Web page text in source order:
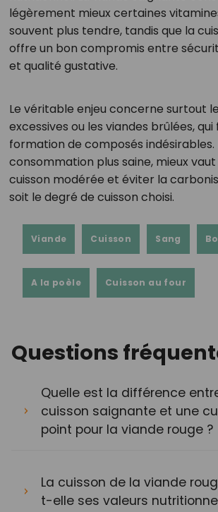
légèrement mieux certaines
souvent plus tendre, tandis que la
offre un bon compromis entre
et qualité gustative.
Le véritable enjeu concerne surtout
excessives ou les viandes brûlées,
formation de composés indésirables.
consommation plus saine, mieux
cuisson modérée et éviter la
soit le degré de cuisson choisi.
Viande Cuisson Sang
A la poèle Cuisson au four
Questions
Quelle est la différence
cuisson saignante et une
point pour la viande rouge ?
La cuisson de la viande
t-elle ses valeurs